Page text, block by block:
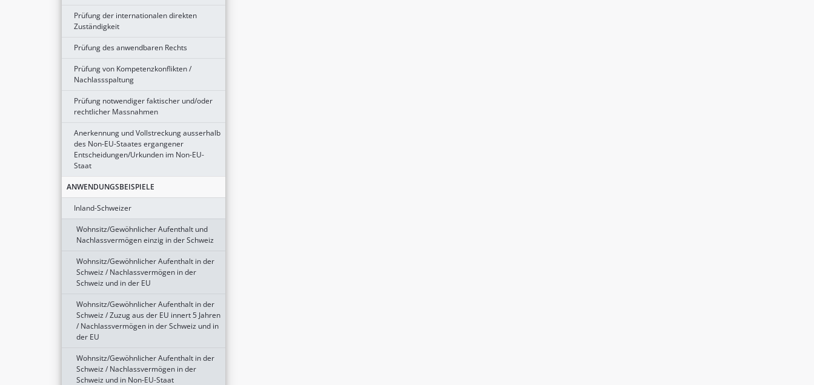
Prüfung der internationalen direkten
Zuständigkeit
Prüfung des anwendbaren Rechts
Prüfung von Kompetenzkonflikten /
Nachlassspaltung
Prüfung notwendiger faktischer und/oder
rechtlicher Massnahmen
Anerkennung und Vollstreckung ausserhalb
des Non-EU-Staates ergangener
Entscheidungen/Urkunden im Non-EU-
Staat
ANWENDUNGSBEISPIELE
Inland-Schweizer
Wohnsitz/Gewöhnlicher Aufenthalt und
Nachlassvermögen einzig in der Schweiz
Wohnsitz/Gewöhnlicher Aufenthalt in der
Schweiz / Nachlassvermögen in der
Schweiz und in der EU
Wohnsitz/Gewöhnlicher Aufenthalt in der
Schweiz / Zuzug aus der EU innert 5 Jahren
/ Nachlassvermögen in der Schweiz und in
der EU
Wohnsitz/Gewöhnlicher Aufenthalt in der
Schweiz / Nachlassvermögen in der
Schweiz und in Non-EU-Staat